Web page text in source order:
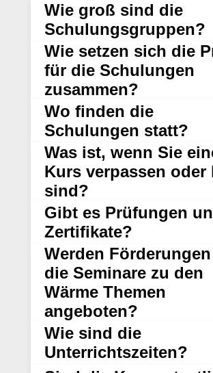
Wie groß sind die
Schulungsgruppen?
25 Teilnehmenden
Wie setzen sich die
für die Schulungen
zusammen?
Dauer,
(Online/Präsenz) und individuellen
Anforderungen
Wo finden die
Schulungen statt?
flexibel
sowohl online als auch in Präsenz
interaktive Gestaltung durch
Referenten
Was ist, wenn Sie
Kurs verpassen oder
sind?
verpflichtend
zur Verfügung
Selbststudium
Gibt es Prüfungen
Zertifikate?
Prüfung und einem offiziellen
Zertifikat
im Namen von Campus-EW
nach Kurs – von Institutionen wie
Hochschule Worms
Werden
die Seminare zu den
Wärme Themen
angeboten?
Wie sind die
Unterrichtszeiten?